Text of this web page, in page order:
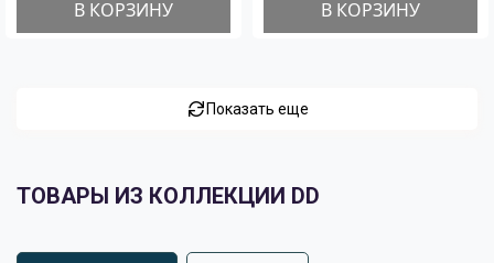
В КОРЗИНУ В КОРЗИНУ
Показать еще
ТОВАРЫ ИЗ КОЛЛЕКЦИИ DD